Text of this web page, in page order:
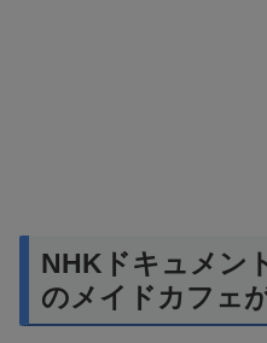
NHKドキュメン
のメイドカフェ